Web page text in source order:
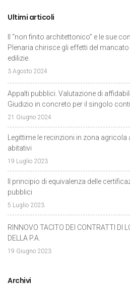
Ultimi articoli
Il “non finito architettonico” e le sue
Plenaria chirisce gli effetti del
edilizie.
3 Agosto 2024
Appalti pubblici. Valutazione di
Giudizio in concreto per il singolo
21 Giugno 2024
Legittime le recinzioni in zona
abitativi
19 Luglio 2023
Il principio di equivalenza delle
pubblici
5 Luglio 2023
RINNOVO TACITO DEI CONTRATTI DI
DELLA P.A.
19 Giugno 2023
Archivi